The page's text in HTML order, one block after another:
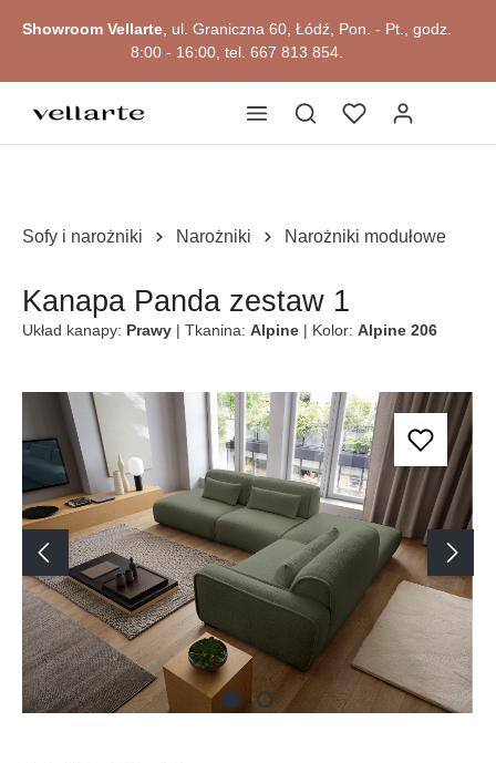
zawartości
Showroom Vellarte , ul. Graniczna 60, Łódź, Pon. - Pt., godz.
8:00 - 16:00, tel. 667 813 854.
Sofy i narożniki Narożniki Narożniki modułowe
Kanapa Panda zestaw 1
Układ kanapy: Prawy | Tkanina: Alpine | Kolor: Alpine 206